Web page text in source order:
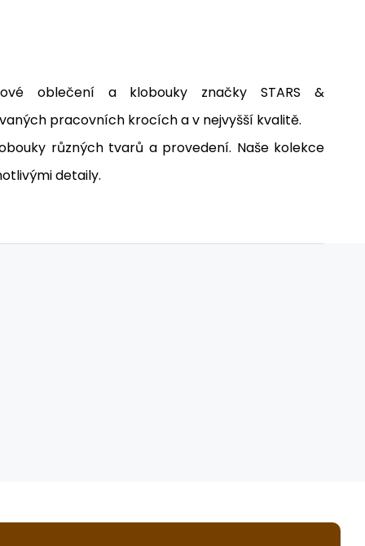
oblečení a klobouky značky STARS &
pracovních krocích a v nejvyšší kvalitě.
různých tvarů a provedení. Naše kolekce
detaily.